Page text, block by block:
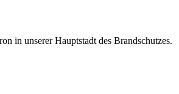
in unserer Hauptstadt des Brandschutzes.